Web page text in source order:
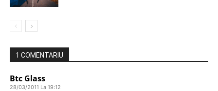
1 COMENTARIU
Btc Glass
28/03/2011 La 19:12